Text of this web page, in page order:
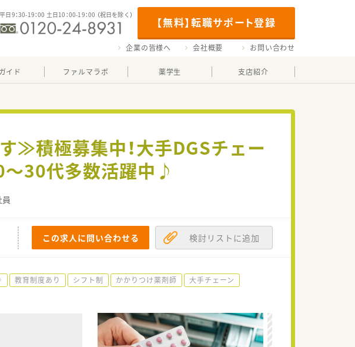
【無料】転職サポート登録
平日9：30-19：00 土日10：00-19：00 （祝日を除く）
企業の皆様へ 会社概要 お問い合わせ
イド ファルマラボ 薬学生 支店紹介
≫積極募集中！大手DGSチェー
30代多数活躍中♪
この求人に問い合わせる 検討リストに追加
教育制度あり シフト制 かかりつけ薬剤師
大手チェーン